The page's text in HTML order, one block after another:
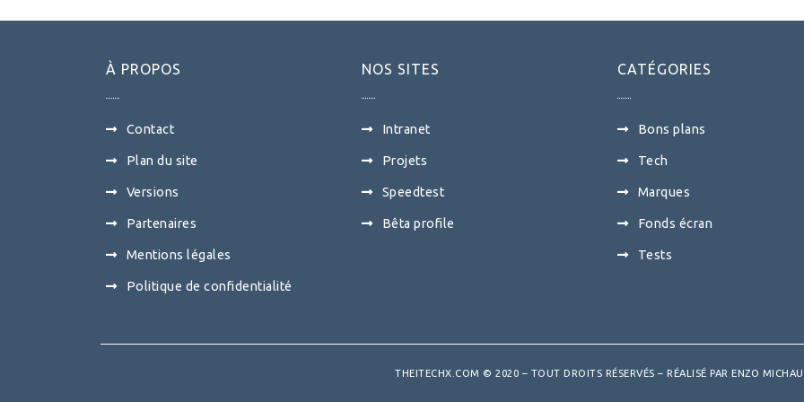
À PROPOS
Contact
Plan du site
Versions
Partenaires
Mentions légales
Politique de confidentialité
NOS SITES
Intranet
Projets
Speedtest
Bêta profile
CATÉGORIES
Bons plans
Tech
Marques
Fonds écran
Tests
THEITECHX.COM © 2020 – TOUT DROITS RÉSERVÉS – RÉALISÉ PAR ENZO